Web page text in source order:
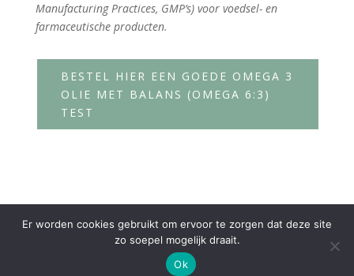
Manufacturing Practices, GMP’s) voor voedsel- en
farmaceutische producten.
BESTEL HIER EEN GOEDE OMEGA 3
OLIE MET BALANS (OMEGA 6:3)
TEST
Elegant Themes| Ondersteund door
Er worden cookies gebruikt om ervoor te zorgen dat deze site
zo soepel mogelijk draait.
Ok